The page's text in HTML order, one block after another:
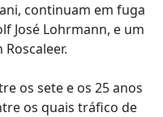
continuam em fuga
José Lohrmann, e um
os sete e os 25 anos
os quais tráfico de